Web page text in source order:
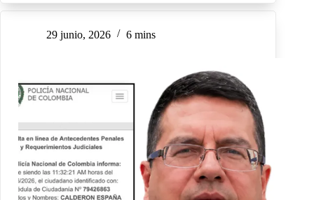
29 junio, 2026 6 mins